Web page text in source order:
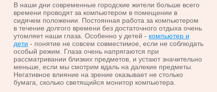
В наши дни современные городские жители больше всего
времени проводят за компьютером в помещении в
сидячем положении. Постоянная работа за компьютером
в течение долгого времени без достаточного отдыха очень
утомляет наши глаза. Особенно у детей - компьютер и
дети - понятие не совсем совместимое, если не соблюдать
особый режим. Глаза очень напрягаются при
рассматривании близких предметов, и устают значительно
меньше, если мы смотрим вдаль на далекие предметы.
Негативное влияние на зрение оказывает не столько
бумага, сколько светящийся монитор компьютера.